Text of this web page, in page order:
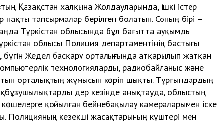
Қазақстан халқына Жолдауларында, ішкі істер
тапсырмалар берілген болатын. Соның бірі –
таңда Түркістан облысында бұл бағытта ауқымды
облысы Полиция департаментінің бастығы
Жедел басқару орталығында атқарылып жатқан
технологияларды, радиобайланыс және
орталықтың жұмысын көріп шықты. Тұрғындардың
дер кезінде анықтауда, облыстың
қойылған бейнебақылау камераларымен іске
Полицияның кезекші жасақтарының күштері мен